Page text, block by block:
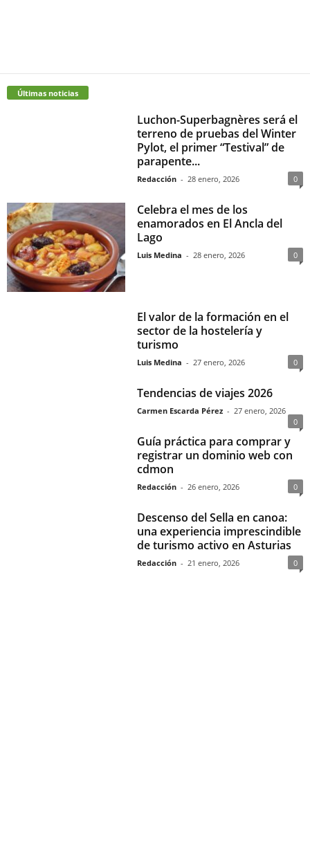
Últimas noticias
Luchon-Superbagnères será el
terreno de pruebas del Winter
Pylot, el primer “Testival” de
parapente...
Redacción - 28 enero, 2026 0
Celebra el mes de los
enamorados en El Ancla del
Lago
Luis Medina - 28 enero, 2026 0
El valor de la formación en el
sector de la hostelería y
turismo
Luis Medina - 27 enero, 2026 0
Tendencias de viajes 2026
Carmen Escarda Pérez - 27 enero, 2026
0
Guía práctica para comprar y
registrar un dominio web con
cdmon
Redacción - 26 enero, 2026 0
Descenso del Sella en canoa:
una experiencia imprescindible
de turismo activo en Asturias
Redacción - 21 enero, 2026 0